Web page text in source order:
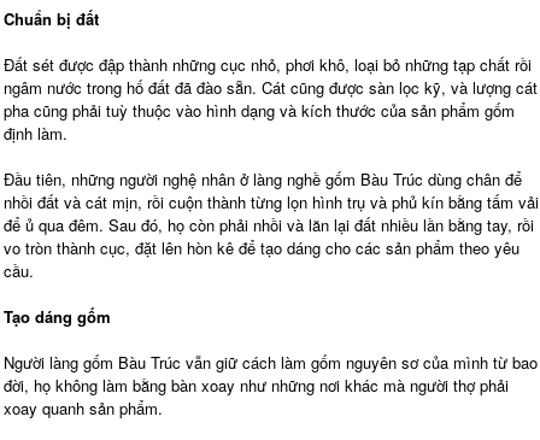
Chuẩn bị đất
Đất sét được đập thành những cục nhỏ, phơi khô, loại bỏ những tạp chất rồi
ngâm nước trong hố đất đã đào sẵn. Cát cũng được sàn lọc kỹ, và lượng cát
pha cũng phải tuỳ thuộc vào hình dạng và kích thước của sản phẩm gốm
định làm.
Đầu tiên, những người nghệ nhân ở làng nghề gốm Bàu Trúc dùng chân để
nhồi đất và cát mịn, rồi cuộn thành từng lọn hình trụ và phủ kín bằng tấm vải
để ủ qua đêm. Sau đó, họ còn phải nhồi và lăn lại đất nhiều lần bằng tay, rồi
vo tròn thành cục, đặt lên hòn kê để tạo dáng cho các sản phẩm theo yêu
cầu.
Tạo dáng gốm
Người làng gốm Bàu Trúc vẫn giữ cách làm gốm nguyên sơ của mình từ bao
đời, họ không làm bằng bàn xoay như những nơi khác mà người thợ phải
xoay quanh sản phẩm.